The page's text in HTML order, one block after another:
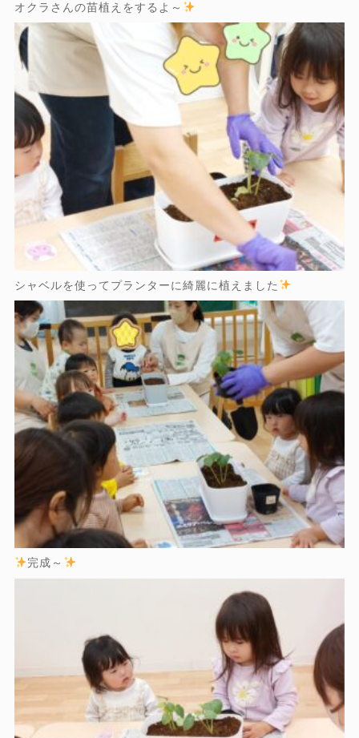
オクラさんの苗植えをするよ～
シャベルを使ってプランターに綺麗に植えました
完成～